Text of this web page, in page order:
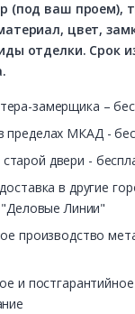
(под ваш проем),
цвет,
отделки. Срок
замерщика –
пределах МКАД -
двери -
в другие
Линии"
производство
и постгарантийное